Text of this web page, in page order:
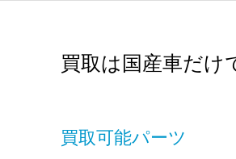
買取は国産車だけ
買取可能パーツ